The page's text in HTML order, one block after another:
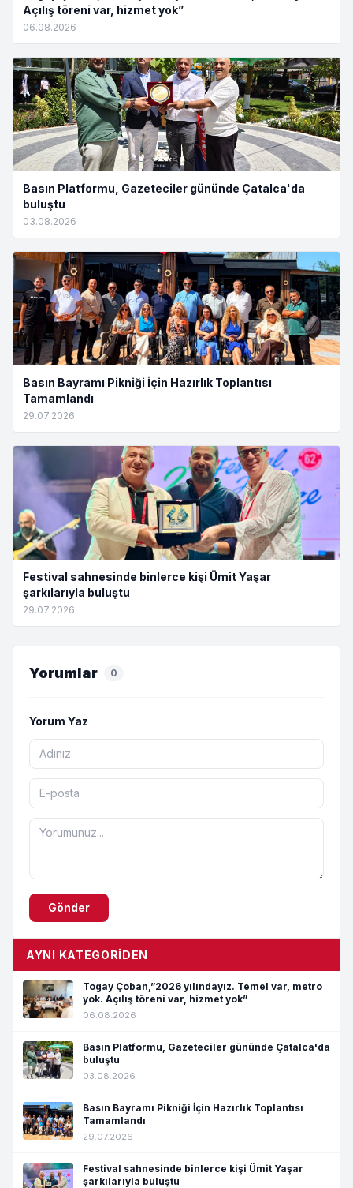
Açılış töreni var, hizmet yok”
06.08.2026
Basın Platformu, Gazeteciler gününde Çatalca'da
buluştu
03.08.2026
Basın Bayramı Pikniği İçin Hazırlık Toplantısı
Tamamlandı
29.07.2026
Festival sahnesinde binlerce kişi Ümit Yaşar
şarkılarıyla buluştu
29.07.2026
Yorumlar 0
Yorum Yaz
Gönder
AYNI KATEGORIDEN
Togay Çoban,”2026 yılındayız. Temel var, metro
yok. Açılış töreni var, hizmet yok”
06.08.2026
Basın Platformu, Gazeteciler gününde Çatalca'da
buluştu
03.08.2026
Basın Bayramı Pikniği İçin Hazırlık Toplantısı
Tamamlandı
29.07.2026
Festival sahnesinde binlerce kişi Ümit Yaşar
şarkılarıyla buluştu